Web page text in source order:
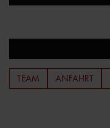
TEAM ANFAHRT